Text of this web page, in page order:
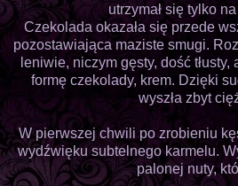
utrzymał się tylko
Czekolada okazała się przede
pozostawiająca maziste smugi.
leniwie, niczym gęsty, dość
formę czekolady, krem. Dzięki
wyszła zbyt
W pierwszej chwili po zrobieniu
wydźwięku subtelnego karmelu.
palonej nuty,